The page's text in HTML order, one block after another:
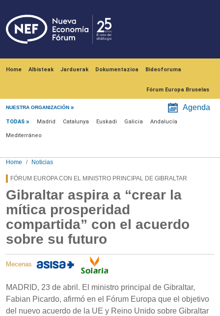
Home Albisteak Jarduerak Dokumentazioa Bideoforuma
Fórum Europa Bruselas
NUESTRA ORGANIZACIÓN Agenda
Menú noticias
TODAS Madrid Catalunya Euskadi Galicia Andalucía
Mediterráneo
Home Noticias
FÓRUM EUROPA CON EL MINISTRO PRINCIPAL DE GIBRALTAR
Gibraltar aspira a “crear la
mítica prosperidad
compartida” con el acuerdo
sobre su futuro
Mecenas
MADRID, 23 de abril. El ministro principal de Gibraltar,
Fabian Picardo, afirmó en el Fórum Europa que el objetivo
del nuevo acuerdo de la UE y Reino Unido sobre Gibraltar